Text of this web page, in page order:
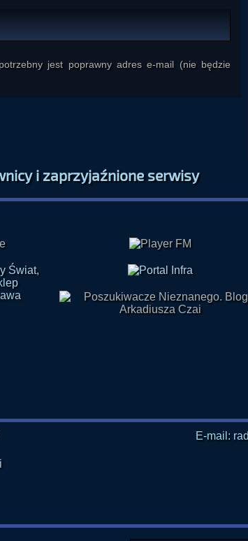
jest poprawny adres e-mail (nie będzie
i zaprzyjaźnione serwisy
E-mail: